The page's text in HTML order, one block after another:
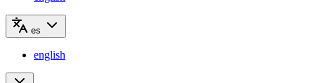
es
english